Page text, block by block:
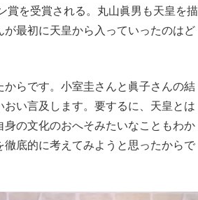
賞を受賞される。丸山眞男も天皇を描
最初に天皇から入っていったのはど
らです。小室圭さんと眞子さんの結
い言及します。要するに、天皇とは
の文化のおへそみたいなこともわか
底的に考えてみようと思ったからで